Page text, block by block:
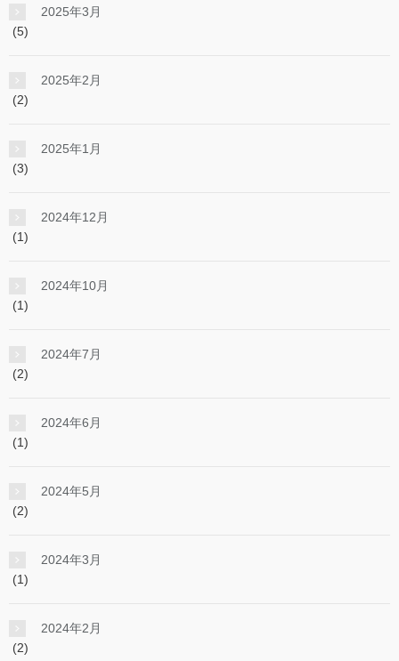
2025年3月
(5)
2025年2月
(2)
2025年1月
(3)
2024年12月
(1)
2024年10月
(1)
2024年7月
(2)
2024年6月
(1)
2024年5月
(2)
2024年3月
(1)
2024年2月
(2)